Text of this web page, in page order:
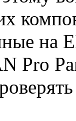
на
Pro